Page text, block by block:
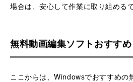
場合は、安心して作業に取り組めるで
無料動画編集ソフトおすす
ここからは、Windowsでおすすめ